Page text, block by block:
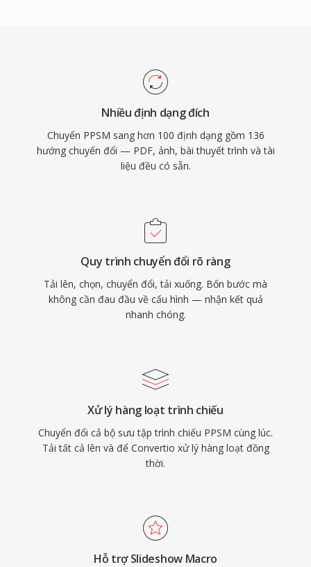
Nhiều định dạng đích
Chuyển PPSM sang hơn 100 định dạng gồm 136
hướng chuyển đổi — PDF, ảnh, bài thuyết trình và tài
liệu đều có sẵn.
Quy trình chuyển đổi rõ ràng
Tải lên, chọn, chuyển đổi, tải xuống. Bốn bước mà
không cần đau đầu về cấu hình — nhận kết quả
nhanh chóng.
Xử lý hàng loạt trình chiếu
Chuyển đổi cả bộ sưu tập trình chiếu PPSM cùng lúc.
Tải tất cả lên và để Convertio xử lý hàng loạt đồng
thời.
Hỗ trợ Slideshow Macro